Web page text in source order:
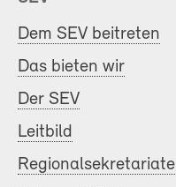
Dem SEV beitreten
Das bieten wir
Der SEV
Leitbild
Regionalsekretariate